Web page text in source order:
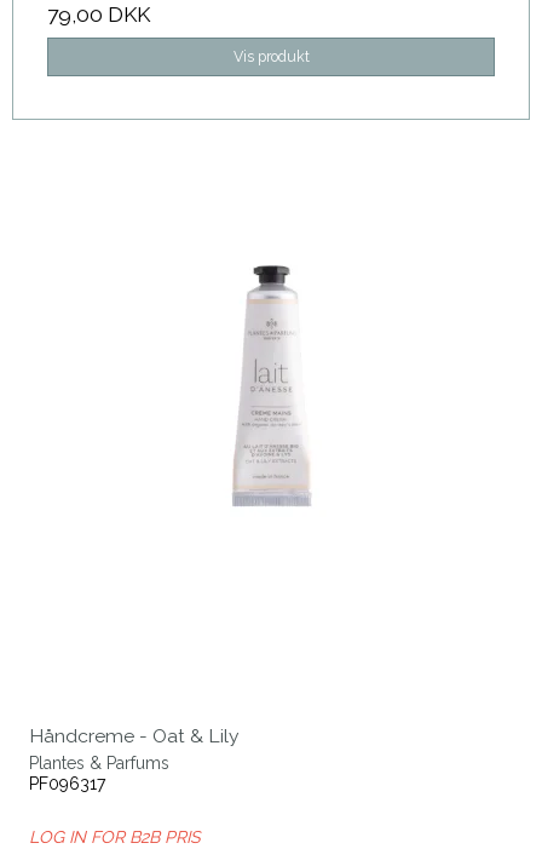
79,00 DKK
Vis produkt
Håndcreme - Oat & Lily
Plantes & Parfums
PF096317
LOG IN FOR B2B PRIS